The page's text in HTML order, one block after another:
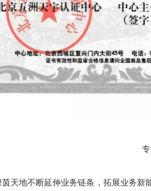
天地不断延伸业务链条，拓展业务新